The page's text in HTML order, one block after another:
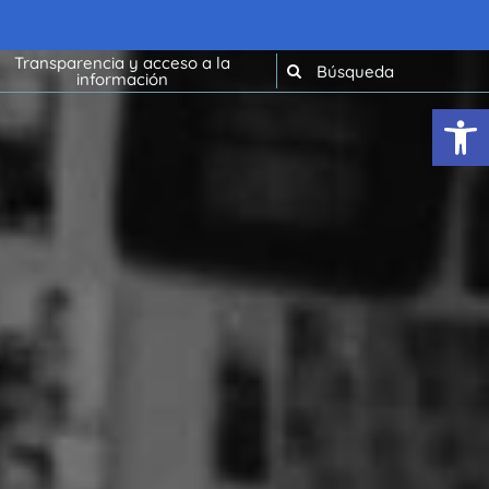
Abrir
Transparencia y acceso a la
información